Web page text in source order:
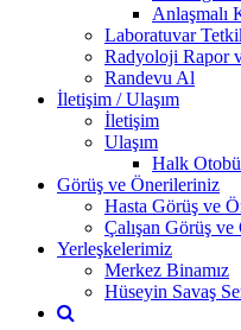
Anlaşmalı
Laboratuvar
Radyoloji Rapor
Randevu Al
İletişim / Ulaşım
İletişim
Ulaşım
Halk
Görüş ve Önerileriniz
Hasta Görüş ve
Çalışan Görüş
Yerleşkelerimiz
Merkez Binamız
Hüseyin Savaş